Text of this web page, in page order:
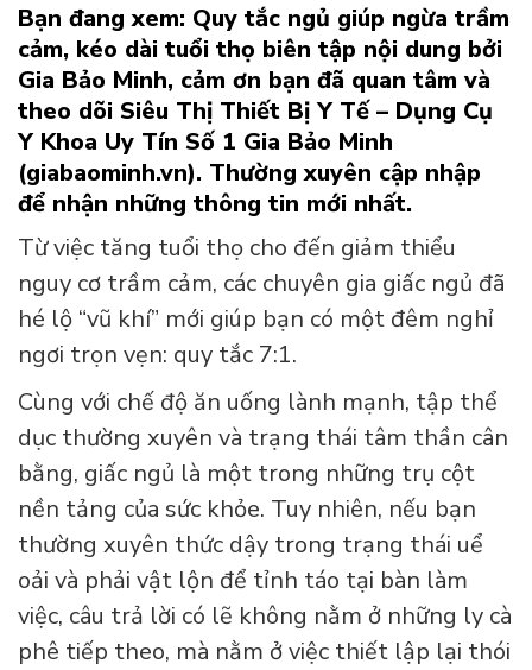
Bạn đang xem: Quy tắc ngủ giúp ngừa trầm
cảm, kéo dài tuổi thọ biên tập nội dung bởi
Gia Bảo Minh, cảm ơn bạn đã quan tâm và
theo dõi Siêu Thị Thiết Bị Y Tế – Dụng Cụ
Y Khoa Uy Tín Số 1 Gia Bảo Minh
(giabaominh.vn). Thường xuyên cập nhập
để nhận những thông tin mới nhất.
Từ việc tăng tuổi thọ cho đến giảm thiểu
nguy cơ trầm cảm, các chuyên gia giấc ngủ đã
hé lộ “vũ khí” mới giúp bạn có một đêm nghỉ
ngơi trọn vẹn: quy tắc 7:1.
Cùng với chế độ ăn uống lành mạnh, tập thể
dục thường xuyên và trạng thái tâm thần cân
bằng, giấc ngủ là một trong những trụ cột
nền tảng của sức khỏe. Tuy nhiên, nếu bạn
thường xuyên thức dậy trong trạng thái uể
oải và phải vật lộn để tỉnh táo tại bàn làm
việc, câu trả lời có lẽ không nằm ở những ly cà
phê tiếp theo, mà nằm ở việc thiết lập lại thói